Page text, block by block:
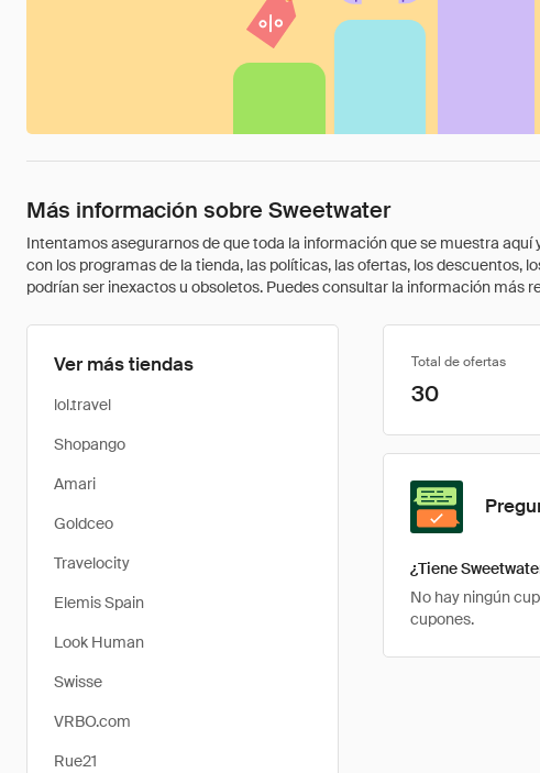
Más información sobre Sweetwater
Intentamos asegurarnos de que toda la información que se muestra
con los programas de la tienda, las políticas, las ofertas, los
podrían ser inexactos u obsoletos. Puedes consultar la información más
Ver más tiendas
lol.travel
Shopango
Amari
Goldceo
Travelocity
Elemis Spain
Look Human
Swisse
VRBO.com
Rue21
Total de ofertas
30
¿Tiene
No hay ningún
cupones.